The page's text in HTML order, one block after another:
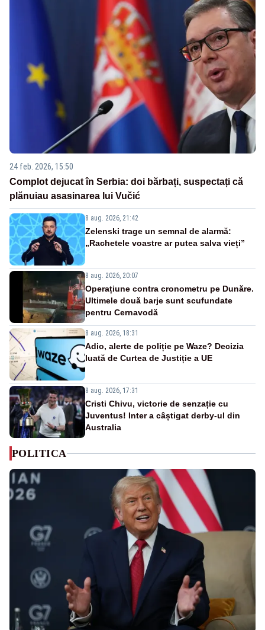
24 feb. 2026, 15:50
Complot dejucat în Serbia: doi bărbați, suspectați că
plănuiau asasinarea lui Vučić
8 aug. 2026, 21:42
Zelenski trage un semnal de alarmă:
„Rachetele voastre ar putea salva vieți”
8 aug. 2026, 20:07
Operațiune contra cronometru pe Dunăre.
Ultimele două barje sunt scufundate
pentru Cernavodă
8 aug. 2026, 18:31
Adio, alerte de poliție pe Waze? Decizia
luată de Curtea de Justiție a UE
8 aug. 2026, 17:31
Cristi Chivu, victorie de senzație cu
Juventus! Inter a câștigat derby-ul din
Australia
POLITICA